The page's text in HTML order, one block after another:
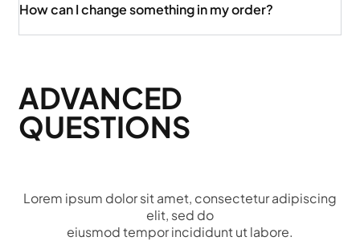
How can I change something in my order?
ADVANCED
QUESTIONS
Lorem ipsum dolor sit amet, consectetur adipiscing
elit, sed do
eiusmod tempor incididunt ut labore.